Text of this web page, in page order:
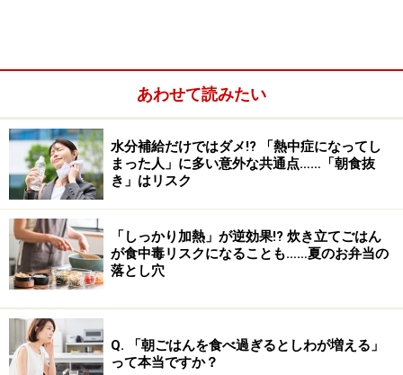
欧米各国で同様の事例が報告されました。2023年にアメ
リカの医師がネット記事で“fried rice syndrome”と呼んだ
のが始まりといわれています。それをそのまま和訳した
用語が「チャーハン症候群」です。
セレウス菌の特徴……「芽胞」状態では、熱
や消毒用エタノールも効きにくい
セレウス菌は土壌中に生息する「土壌細菌」の一種で
す。土壌だけでなく、水やほこりなどの自然環境に、広
く存在します。米や麦などの穀物、野菜に付着すること
は珍しくなく、健康な成人の腸内にも、常在菌として
あわせて読みたい
水分補給だけではダメ!? 「熱中症になってし
まった人」に多い意外な共通点……「朝食抜
き」はリスク
「しっかり加熱」が逆効果!? 炊き立てごはん
が食中毒リスクになることも……夏のお弁当の
落とし穴
Q. 「朝ごはんを食べ過ぎるとしわが増える」
って本当ですか？